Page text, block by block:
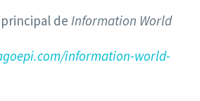
de Information World
information-world-